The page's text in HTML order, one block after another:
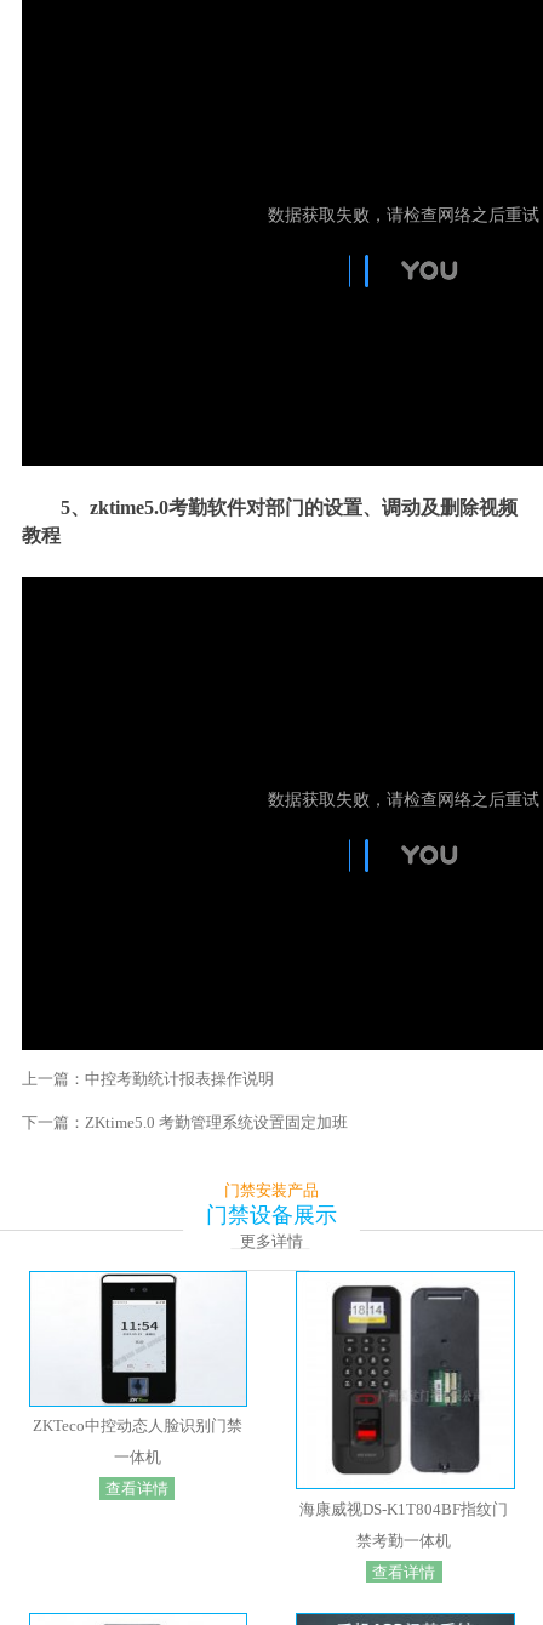
5、 zktime5.0考勤软件对部门的设置、调动及删除视频
教程
上一篇：中控考勤统计报表操作说明
下一篇：ZKtime5.0 考勤管理系统设置固定加班
门禁安装产品
门禁设备展示
更多详情
ZKTeco中控动态人脸识别门禁
一体机
查看详情
海康威视DS-K1T804BF指纹门
禁考勤一体机
查看详情